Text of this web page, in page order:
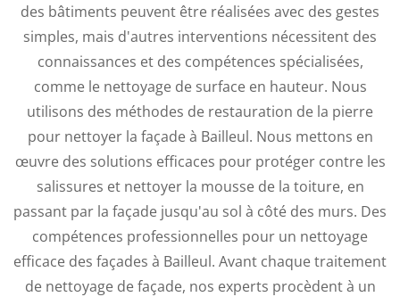
des bâtiments peuvent être réalisées avec des gestes
simples, mais d'autres interventions nécessitent des
connaissances et des compétences spécialisées,
comme le nettoyage de surface en hauteur. Nous
utilisons des méthodes de restauration de la pierre
pour nettoyer la façade à Bailleul. Nous mettons en
œuvre des solutions efficaces pour protéger contre les
salissures et nettoyer la mousse de la toiture, en
passant par la façade jusqu'au sol à côté des murs. Des
compétences professionnelles pour un nettoyage
efficace des façades à Bailleul. Avant chaque traitement
de nettoyage de façade, nos experts procèdent à un